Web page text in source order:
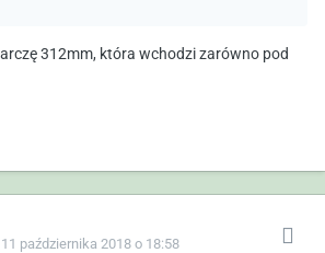
312mm, która wchodzi zarówno pod
11 października 2018 o 18:58